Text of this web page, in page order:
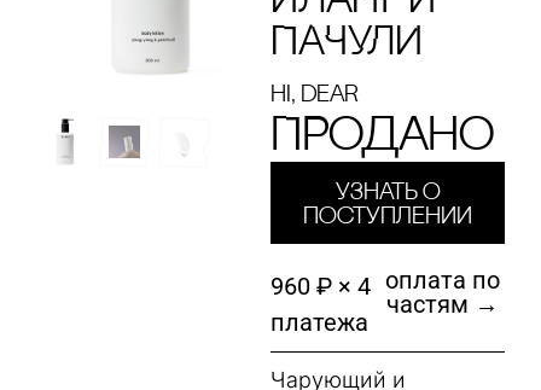
ПАЧУЛИ
hi, dear
Продано
Узнать о
поступлении
960 ₽ × 4
платежа
оплата по
частям →
Чарующий и